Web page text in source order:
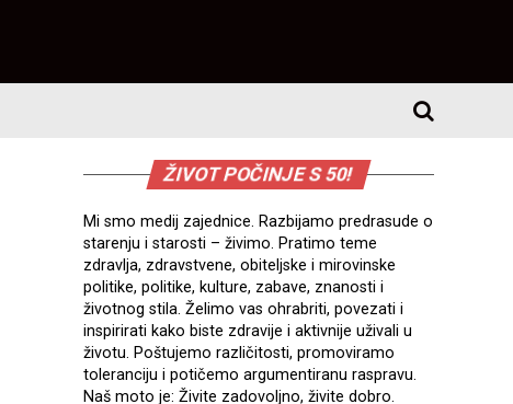
ŽIVOT POČINJE S 50!
Mi smo medij zajednice. Razbijamo predrasude o
starenju i starosti – živimo. Pratimo teme
zdravlja, zdravstvene, obiteljske i mirovinske
politike, politike, kulture, zabave, znanosti i
životnog stila. Želimo vas ohrabriti, povezati i
inspirirati kako biste zdravije i aktivnije uživali u
životu. Poštujemo različitosti, promoviramo
toleranciju i potičemo argumentiranu raspravu.
Naš moto je: Živite zadovoljno, živite dobro.